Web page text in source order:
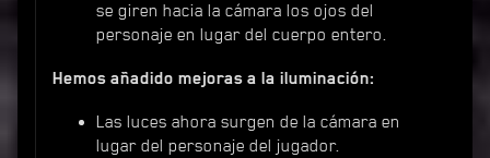
se giren hacia la cámara los ojos del
personaje en lugar del cuerpo entero.
Hemos añadido mejoras a la iluminación:
Las luces ahora surgen de la cámara en
lugar del personaje del jugador.